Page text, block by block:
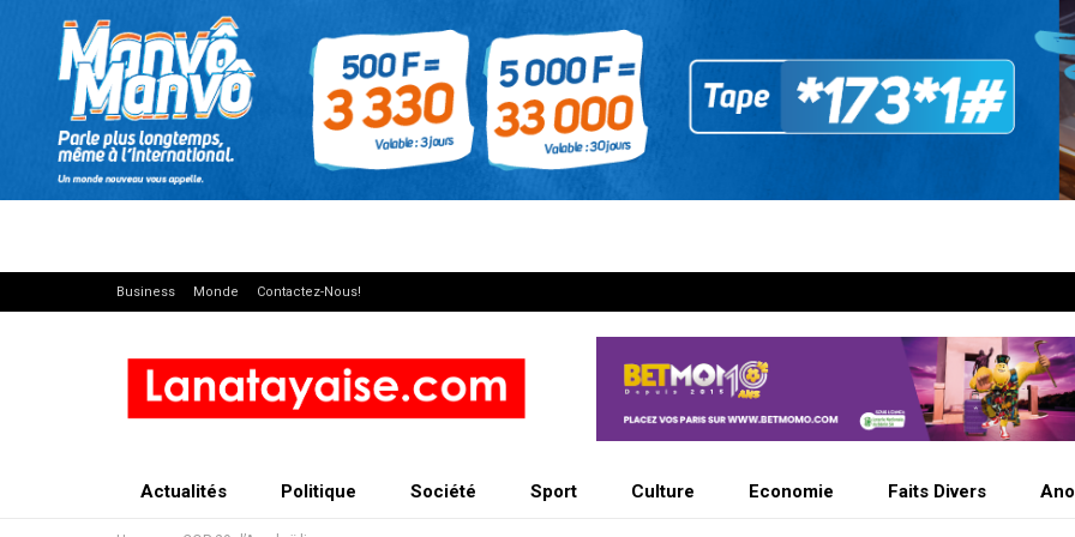
Business Monde Contactez-Nous!
Actualités Politique Société Sport Culture Economie Faits Divers